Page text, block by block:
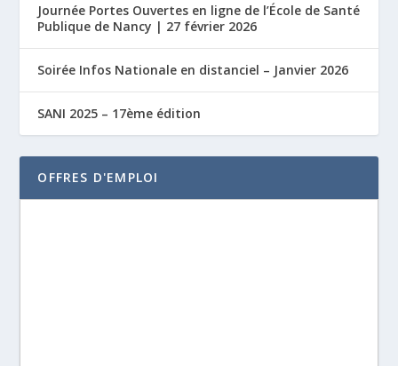
Journée Portes Ouvertes en ligne de l’École de Santé
Publique de Nancy | 27 février 2026
Soirée Infos Nationale en distanciel – Janvier 2026
SANI 2025 – 17ème édition
OFFRES D'EMPLOI